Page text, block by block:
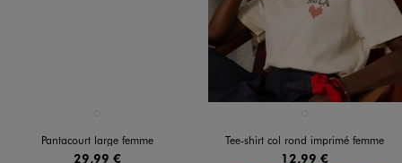
Pantacourt large femme
29,99 €
Tee-shirt col rond imprimé femme
12,99 €